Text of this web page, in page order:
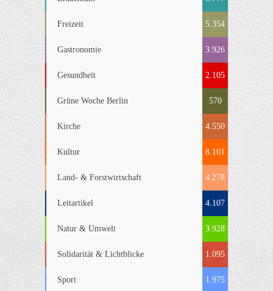
Freizeit 5.354
Gastronomie 3.926
Gesundheit 2.105
Grüne Woche Berlin 570
Kirche 4.550
Kultur 8.101
Land- & Forstwirtschaft 4.278
Leitartikel 4.107
Natur & Umwelt 3.928
Solidarität & Lichtblicke 1.095
Sport 1.975